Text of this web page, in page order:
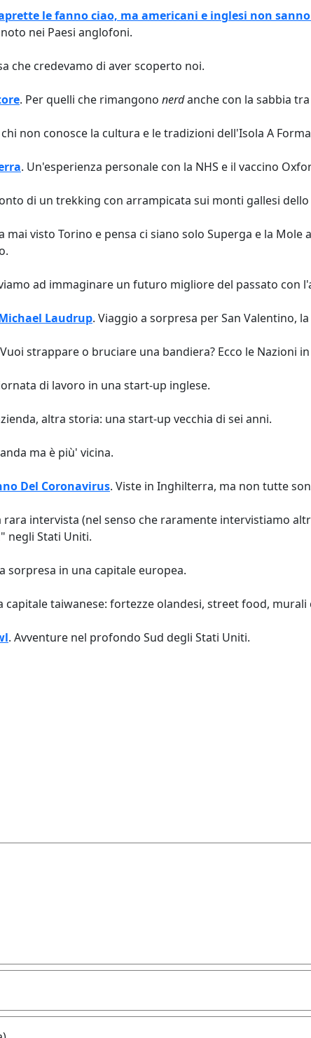
le fanno ciao, ma americani e inglesi non
nei Paesi anglofoni.
che credevamo di aver scoperto noi.
. Per quelli che rimangono nerdanche con la sabbia
chi non conosce la cultura e le tradizioni dell'Isola A
. Un'esperienza personale con la NHS e il vaccino
di un trekking con arrampicata sui monti gallesi
mai visto Torino e pensa ci siano solo Superga e la
ad immaginare un futuro migliore del passato con
Laudrup. Viaggio a sorpresa per San Valentino,
strappare o bruciare una bandiera? Ecco le Nazioni
di lavoro in una start-up inglese.
altra storia: una start-up vecchia di sei anni.
ma è più' vicina.
Del Coronavirus. Viste in Inghilterra, ma non tutte
rara intervista (nel senso che raramente intervistiamo
negli Stati Uniti.
sorpresa in una capitale europea.
capitale taiwanese: fortezze olandesi, street food,
. Avventure nel profondo Sud degli Stati Uniti.